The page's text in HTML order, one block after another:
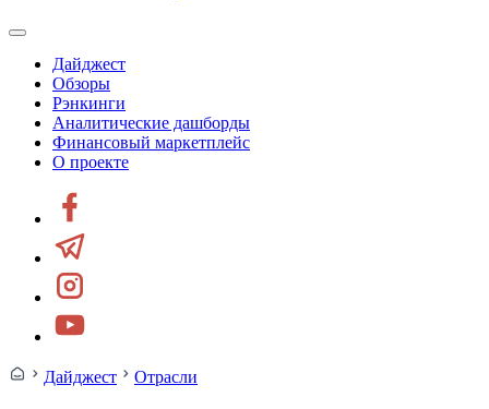
Дайджест
Обзоры
Рэнкинги
Аналитические дашборды
Финансовый маркетплейс
О проекте
Дайджест Отрасли